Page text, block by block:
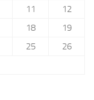
11
12
18
19
25
26